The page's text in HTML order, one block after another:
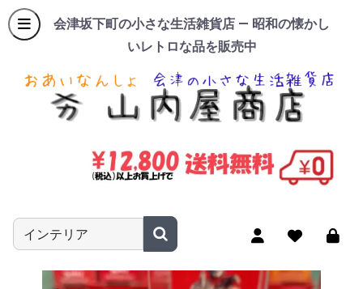
会津坂下町の小さな生活雑貨店 — 昭和の懐かし
いレトロな品を販売中
商品名やキーワードを入力